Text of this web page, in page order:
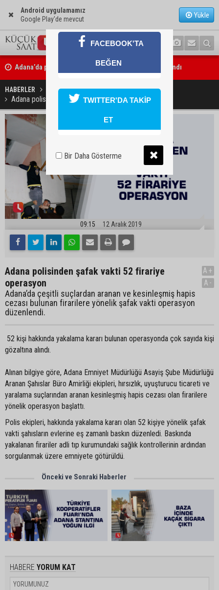
Android uygulamamız
Google Play'de mevcut
Yükle
Adana’da parktaki OED cihazını çalan şüpheli tutuklandı
Seyhan’da fırın ve pastanelere hijyen denetimi gerçekleştirildi
HABERLER YAŞAM
Adana polisinden şafak vakti 52 firariye operasyon
09:15 12 Aralık 2019
Adana polisinden şafak vakti 52 firariye
operasyon
Adana’da çeşitli suçlardan aranan ve kesinleşmiş hapis
cezası bulunan firarilere yönelik şafak vakti operasyon
düzenlendi.
A+
A-
52 kişi hakkında yakalama kararı bulunan operasyonda çok sayıda kişi
gözaltına alındı.
Alınan bilgiye göre, Adana Emniyet Müdürlüğü Asayiş Şube Müdürlüğü
Aranan Şahıslar Büro Amirliği ekipleri, hırsızlık, uyuşturucu ticareti ve
yaralama suçlarından aranan kesinleşmiş hapis cezası olan firarilere
yönelik operasyon başlattı.
Polis ekipleri, hakkında yakalama kararı olan 52 kişiye yönelik şafak
vakti şahısların evlerine eş zamanlı baskın düzenledi. Baskında
yakalanan firariler adli tıp kurumundaki sağlık kontrollerinin ardından
sorgulanmak üzere emniyete götürüldü.
Önceki ve Sonraki Haberler
HABERE YORUM KAT
FACEBOOK'TA
BEĞEN
TWITTER'DA TAKİP
ET
Bir Daha Gösterme